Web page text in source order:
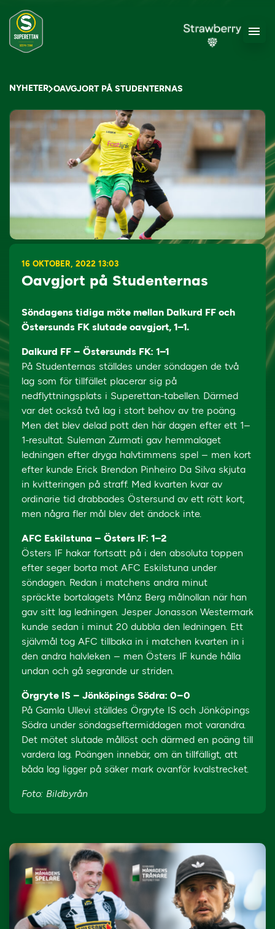
NYHETER OAVGJORT PÅ STUDENTERNAS
16 OKTOBER, 2022 13:03
Oavgjort på Studenternas
Söndagens tidiga möte mellan Dalkurd FF och
Östersunds FK slutade oavgjort, 1–1.
Dalkurd FF – Östersunds FK: 1–1
På Studenternas ställdes under söndagen de två
lag som för tillfället placerar sig på
nedflyttningsplats i Superettan-tabellen. Därmed
var det också två lag i stort behov av tre poäng.
Men det blev delad pott den här dagen efter ett 1–
1-resultat. Suleman Zurmati gav hemmalaget
ledningen efter dryga halvtimmens spel – men kort
efter kunde Erick Brendon Pinheiro Da Silva skjuta
in kvitteringen på straff. Med kvarten kvar av
ordinarie tid drabbades Östersund av ett rött kort,
men några fler mål blev det ändock inte.
AFC Eskilstuna – Östers IF: 1–2
Östers IF hakar fortsatt på i den absoluta toppen
efter seger borta mot AFC Eskilstuna under
söndagen. Redan i matchens andra minut
spräckte bortalagets Månz Berg målnollan när han
gav sitt lag ledningen. Jesper Jonasson Westermark
kunde sedan i minut 20 dubbla den ledningen. Ett
självmål tog AFC tillbaka in i matchen kvarten in i
den andra halvleken – men Östers IF kunde hålla
undan och gå segrande ur striden.
Örgryte IS – Jönköpings Södra: 0–0
På Gamla Ullevi ställdes Örgryte IS och Jönköpings
Södra under söndagseftermiddagen mot varandra.
Det mötet slutade mållöst och därmed en poäng till
vardera lag. Poängen innebär, om än tillfälligt, att
båda lag ligger på säker mark ovanför kvalstrecket.
Foto: Bildbyrån